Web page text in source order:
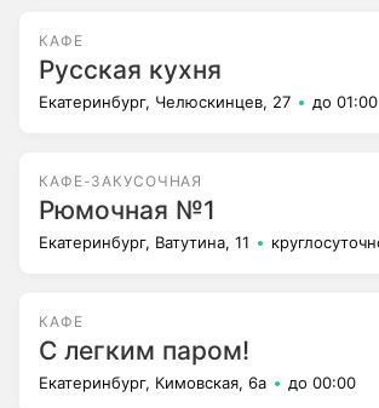
КАФЕ
Русская кухня
Екатеринбург, Челюскинцев, 27 до 01:00
КАФЕ-ЗАКУСОЧНАЯ
Рюмочная №1
Екатеринбург, Ватутина, 11
КАФЕ
С легким паром!
Екатеринбург, Кимовская, 6а до 00:00